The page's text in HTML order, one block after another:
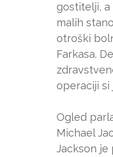
gostitelji, a
malih
otroški
Farkasa.
operaciji si
Ogled
Michael
Jackson